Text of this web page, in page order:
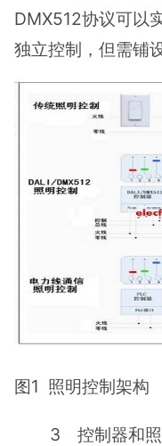
DMX512协议可以
独立控制，但需铺
图1 照明控制架构
3 控制器和照